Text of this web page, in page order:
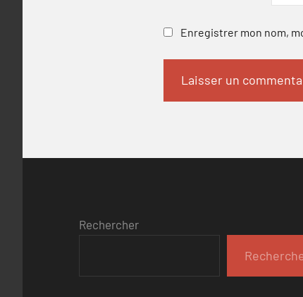
Enregistrer mon nom,
Rechercher